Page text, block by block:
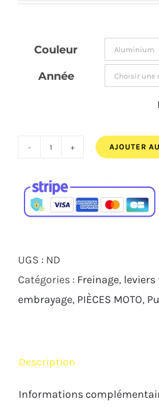
Couleur
Année
quantité
JEU
DE
DE
FREIN
2007
2010
AJOUTER
UGS : ND
Catégories : Freinage leviers
embrayage PIÈCES MOTO
Description
Informations